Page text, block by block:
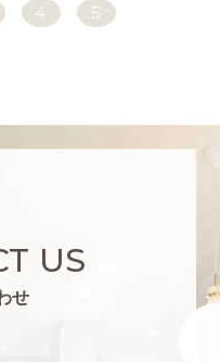
4 5
US
せ